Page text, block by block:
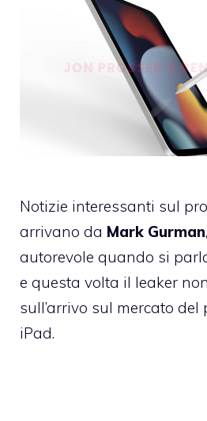
Notizie interessanti sul
arrivano da Mark Gurman
autorevole quando si
e questa volta il leaker
sull’arrivo sul mercato del
iPad.